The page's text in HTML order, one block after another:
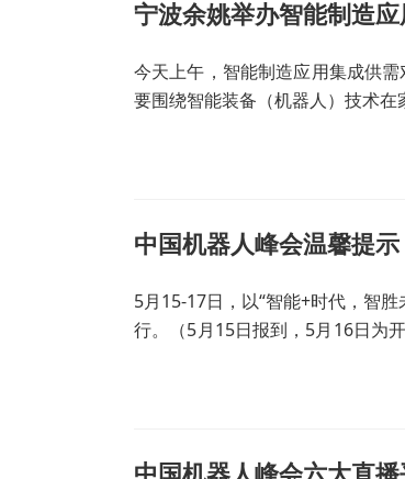
宁波余姚举办智能制造
今天上午，智能制造应用集成供
要围绕智能装备（机器人）技术在
中国机器人峰会温馨提
5月15-17日，以“智能+时代，智
行。（5月15日报到，5月16日为
中国机器人峰会六大直